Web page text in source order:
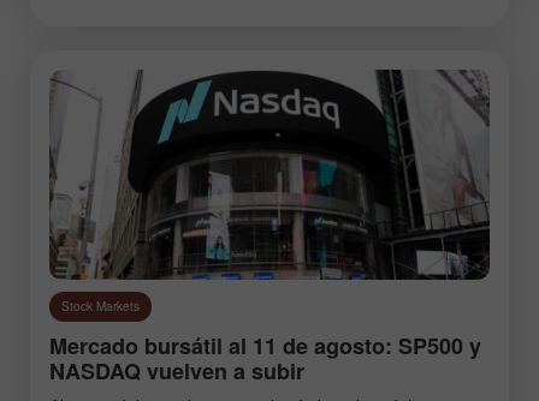
Go to the list of analysts
Novak Jakub
Stock Markets
Mercado bursátil al 11 de agosto: SP500 y
NASDAQ vuelven a subir